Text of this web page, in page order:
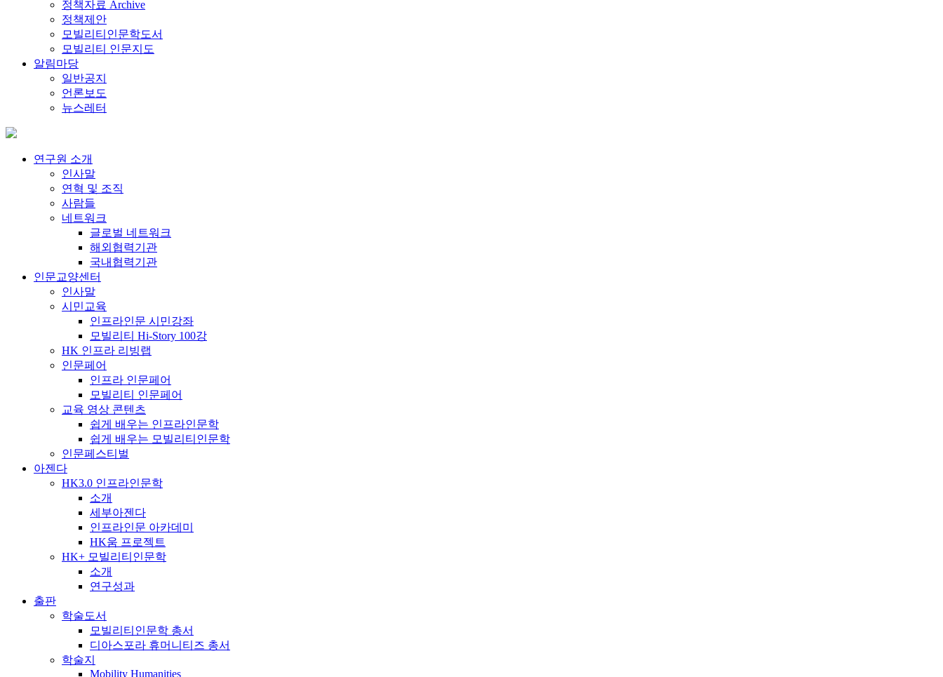
정책자료 Archive
정책제안
모빌리티인문학도서
모빌리티 인문지도
알림마당
일반공지
언론보도
뉴스레터
연구원 소개
인사말
연혁 및 조직
사람들
네트워크
글로벌 네트워크
해외협력기관
국내협력기관
인문교양센터
인사말
시민교육
인프라인문 시민강좌
모빌리티 Hi-Story 100강
HK 인프라 리빙랩
인문페어
인프라 인문페어
모빌리티 인문페어
교육 영상 콘텐츠
쉽게 배우는 인프라인문학
쉽게 배우는 모빌리티인문학
인문페스티벌
아젠다
HK3.0 인프라인문학
소개
세부아젠다
인프라인문 아카데미
HK움 프로젝트
HK+ 모빌리티인문학
소개
연구성과
출판
학술도서
모빌리티인문학 총서
디아스포라 휴머니티즈 총서
학술지
Mobility Humanities